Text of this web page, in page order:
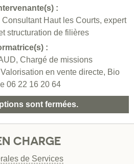
:
Haut les Courts, expert
structuration de filières
:
Chargé de missions
en vente directe, Bio
06 22 16 20 64
sont fermées.
CHARGE
de Services